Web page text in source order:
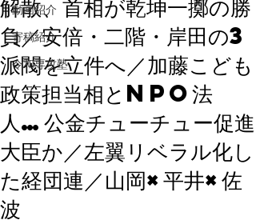
動画紹介
寄稿紹介
令和専攻塾
解散、首相が乾坤一擲の勝
負／安倍・二階・岸田の3
派閥を立件へ／加藤こども
政策担当相とNPO法
人…公金チューチュー促進
大臣か／左翼リベラル化し
た経団連／山岡×平井×佐
波